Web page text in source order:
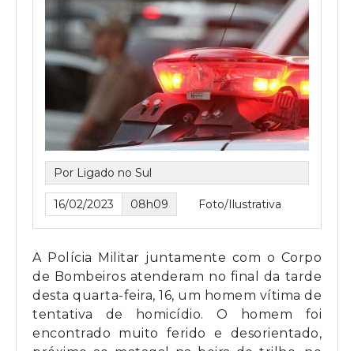
Por Ligado no Sul
16/02/2023 08h09 Foto/Ilustrativa
A Polícia Militar juntamente com o Corpo
de Bombeiros atenderam no final da tarde
desta quarta-feira, 16, um homem vítima de
tentativa de homicídio. O homem foi
encontrado muito ferido e desorientado,